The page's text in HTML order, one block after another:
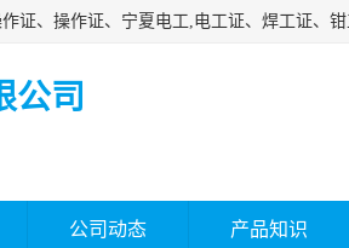
公司
公司动态 产品知识